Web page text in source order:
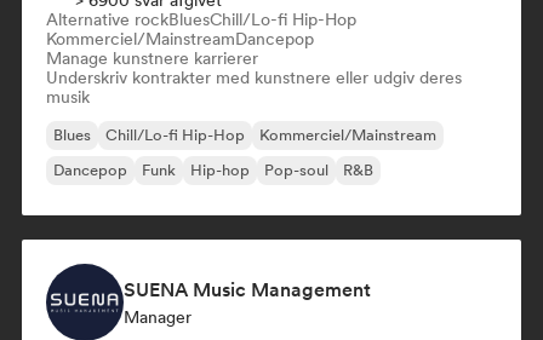
Alternative rockBluesChill/Lo-fi Hip-Hop
Kommerciel/MainstreamDancepop
Manage kunstnere karrierer
Underskriv kontrakter med kunstnere eller udgiv deres
musik
Blues Chill/Lo-fi Hip-Hop
Kommerciel/Mainstream
Dancepop
Funk Hip-hop Pop-soul R&B
SUENA Music Management
Manager